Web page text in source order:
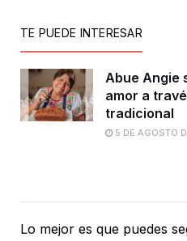
TE PUEDE INTERESAR
Abue Angie
amor a
tradicional
5 DE AGOSTO
Lo mejor es que puedes